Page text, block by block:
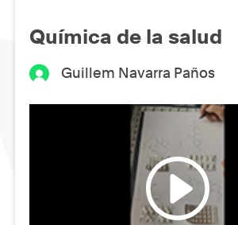
Química de la salud
Guillem Navarra Paños